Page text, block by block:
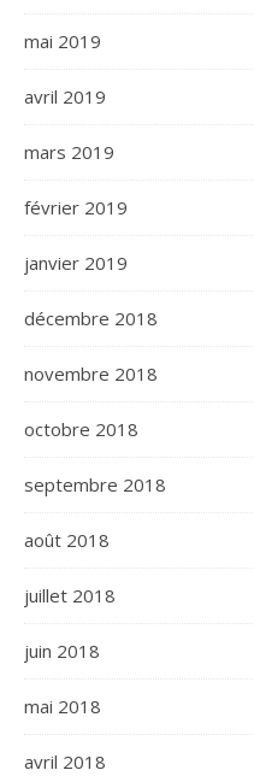
mai 2019
avril 2019
mars 2019
février 2019
janvier 2019
décembre 2018
novembre 2018
octobre 2018
septembre 2018
août 2018
juillet 2018
juin 2018
mai 2018
avril 2018